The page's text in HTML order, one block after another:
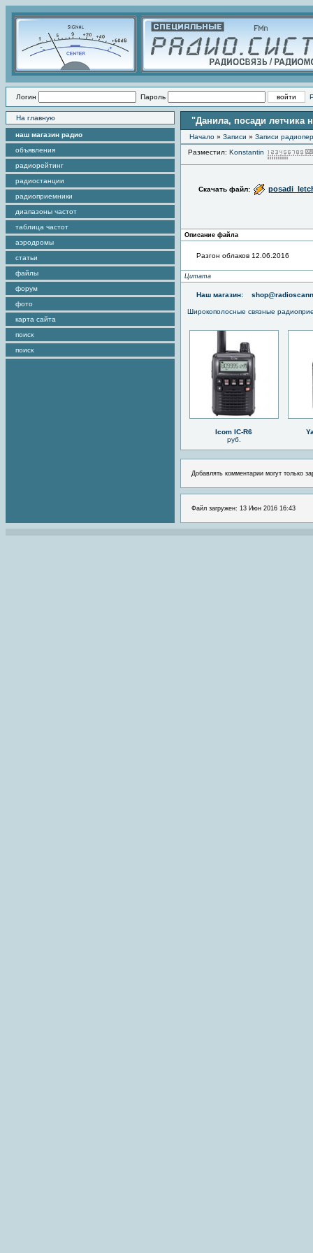
Логин Пароль
На главную
наш магазин радио
объявления
радиорейтинг
радиостанции
радиоприемники
диапазоны частот
таблица частот
аэродромы
статьи
файлы
форум
фото
карта сайта
поиск
поиск
"Данила, посади летчика
Начало » Записи » Записи
Разместил: Konstantin
Скачать файл:
Описание файла
Разгон облаков 12.06.2016
Цитата
Наш магазин:
Широкополосные связные
Icom IC-R6
руб.
Добавлять комментарии могут только
Файл загружен: 13 Июн 2016 16:43